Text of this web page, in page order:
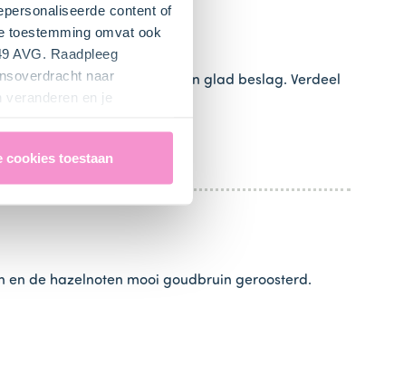
content of
toestemming omvat ook
AVG. Raadpleeg
naar
veranderen en je
cookies toestaan
de middelste stand tot een glad beslag. Verdeel
en de hazelnoten mooi goudbruin geroosterd.